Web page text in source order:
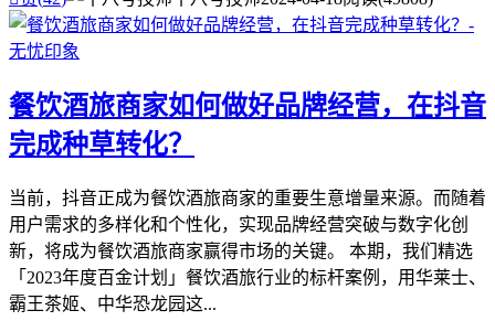
餐饮酒旅商家如何做好品牌经营，在抖音
完成种草转化？
当前，抖音正成为餐饮酒旅商家的重要生意增量来源。而随着
用户需求的多样化和个性化，实现品牌经营突破与数字化创
新，将成为餐饮酒旅商家赢得市场的关键。 本期，我们精选
「2023年度百金计划」餐饮酒旅行业的标杆案例，用华莱士、
霸王茶姬、中华恐龙园这...